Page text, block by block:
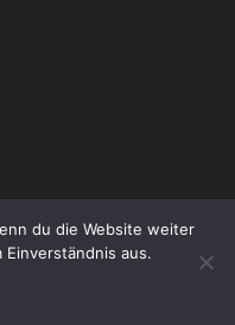
du die Website weiter
aus.